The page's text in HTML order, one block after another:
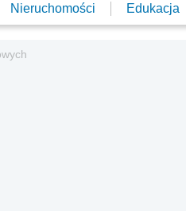
Nieruchomości Edukacja